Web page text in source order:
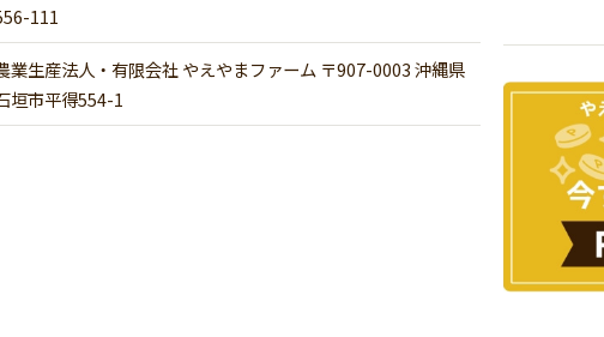
111
業生産法人・有限会社 やえやまファーム 〒907-0003 沖縄県
垣市平得554-1